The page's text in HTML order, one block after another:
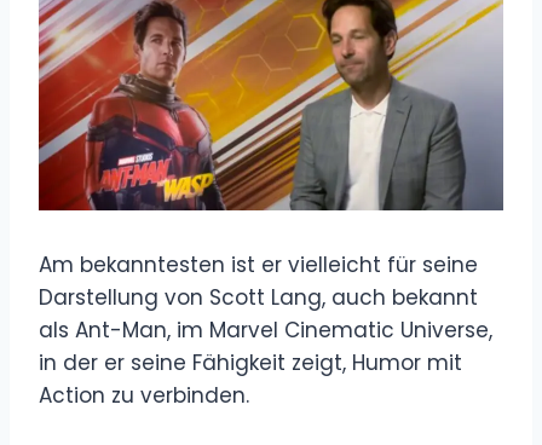
Am bekanntesten ist er vielleicht für seine
Darstellung von Scott Lang, auch bekannt
als Ant-Man, im Marvel Cinematic Universe,
in der er seine Fähigkeit zeigt, Humor mit
Action zu verbinden.